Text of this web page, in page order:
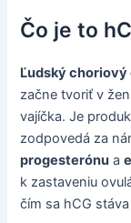
Čo je to
Ľudský choriový
začne tvoriť v
vajíčka. Je
zodpovedá za
progesterónu a
k zastaveniu
čím sa hCG